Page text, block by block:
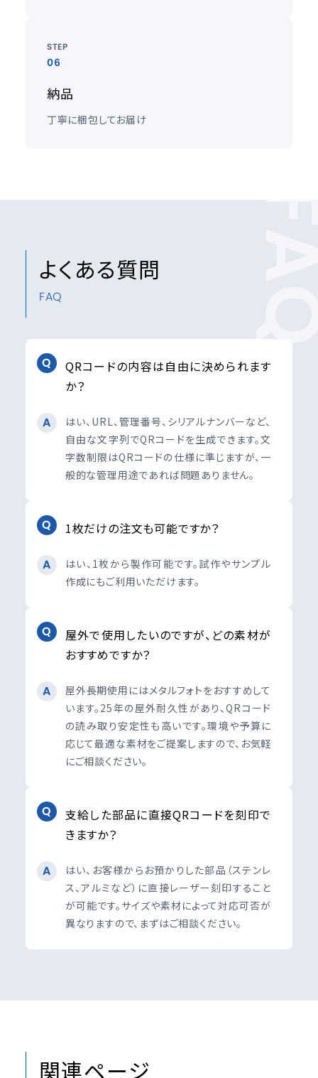
STEP
06
納品
丁寧に梱包してお届け
よくある質問
FAQ
QRコードの内容は自由に決められます
か？
はい、URL、管理番号、シリアルナンバーなど、
自由な文字列でQRコードを生成できます。文
字数制限はQRコードの仕様に準じますが、一
般的な管理用途であれば問題ありません。
1枚だけの注文も可能ですか？
はい、1枚から製作可能です。試作やサンプル
作成にもご利用いただけます。
屋外で使用したいのですが、どの素材が
おすすめですか？
屋外長期使用にはメタルフォトをおすすめして
います。25年の屋外耐久性があり、QRコード
の読み取り安定性も高いです。環境や予算に
応じて最適な素材をご提案しますので、お気軽
にご相談ください。
支給した部品に直接QRコードを刻印で
きますか？
はい、お客様からお預かりした部品（ステンレ
ス、アルミなど）に直接レーザー刻印すること
が可能です。サイズや素材によって対応可否が
異なりますので、まずはご相談ください。
関連ページ